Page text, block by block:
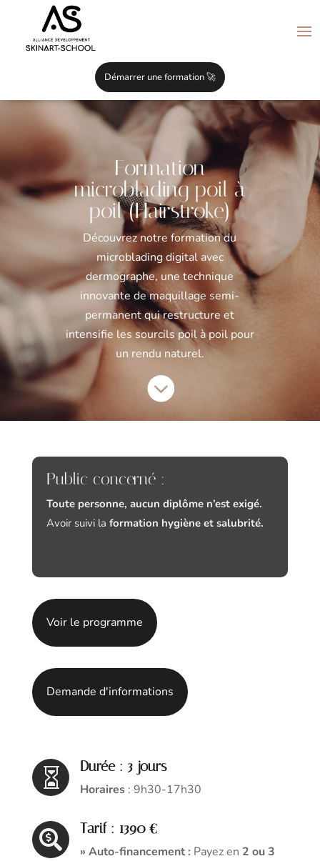
Démarrer une formation 🚀
Formation
microblading poil à
poil (Hairstroke)
Découvrez notre formation du
microblading digital avec
dermographe, une technique
innovante de maquillage semi-
permanent qui restructure et
intensifie les sourcils poil à poil pour
un rendu naturel.

Public concerné :
Toute personne, aucun diplôme n’est exigé.
Avoir suivi la formation hygiène et salubrité.
Voir le programme
Demande d'informations
 Durée : 3 jours
Horaires: 9h30-17h30
 Tarif : 1390 €
» Auto-financement : Payez en 2 ou 3